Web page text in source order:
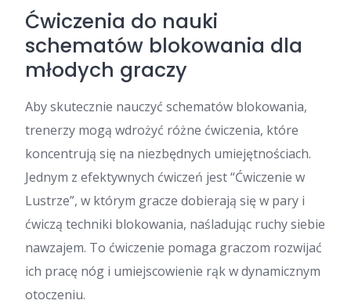
Ćwiczenia do nauki
schematów blokowania dla
młodych graczy
Aby skutecznie nauczyć schematów blokowania,
trenerzy mogą wdrożyć różne ćwiczenia, które
koncentrują się na niezbędnych umiejętnościach.
Jednym z efektywnych ćwiczeń jest “Ćwiczenie w
Lustrze”, w którym gracze dobierają się w pary i
ćwiczą techniki blokowania, naśladując ruchy siebie
nawzajem. To ćwiczenie pomaga graczom rozwijać
ich pracę nóg i umiejscowienie rąk w dynamicznym
otoczeniu.